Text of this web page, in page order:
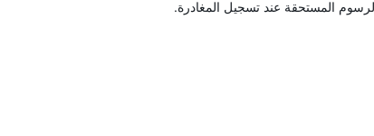
المستحقة عند تسجيل المغادرة.